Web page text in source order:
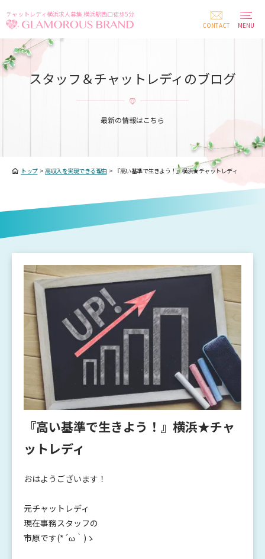
チャットレディ横浜求人募集 横浜駅西口徒歩5分
CONTACT
MENU
スタッフ＆チャットレディのブログ
最新の情報はこちら
トップ> 高収入を実現できる理由 > 『高い基準で生きよう！』横浜★チャットレディ
『高い基準で生きよう！』横浜★チャ
ットレディ
おはようございます！
元チャットレディ
現在事務スタッフの
市原です(*´ω｀)ゝ